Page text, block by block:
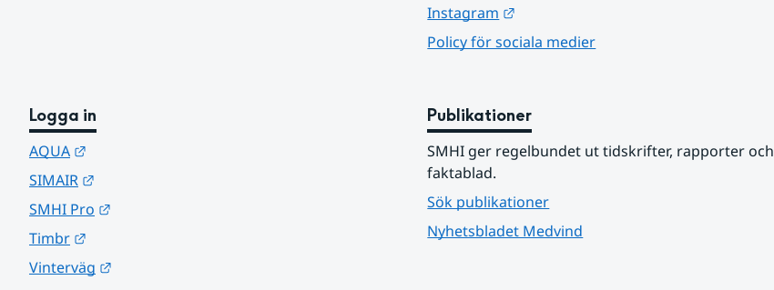
Instagram
Policy för sociala medier
Logga in
AQUA
SIMAIR
SMHI Pro
Timbr
Vinterväg
Publikationer
SMHI ger regelbundet ut tidskrifter, rapporter och
faktablad.
Sök publikationer
Nyhetsbladet Medvind